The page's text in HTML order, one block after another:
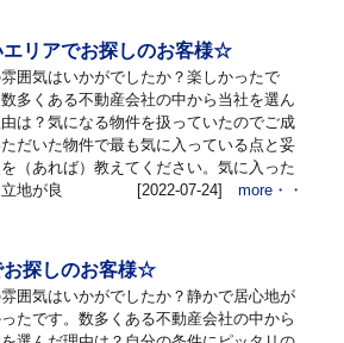
リアでお探しのお客様☆
囲気はいかがでしたか？楽しかったで
多くある不動産会社の中から当社を選ん
は？気になる物件を扱っていたのでご成
だいた物件で最も気に入っている点と妥
（あれば）教えてください。気に入った
地が良
[2022-07-24] more・・
探しのお客様☆
囲気はいかがでしたか？静かで居心地が
たです。数多くある不動産会社の中から